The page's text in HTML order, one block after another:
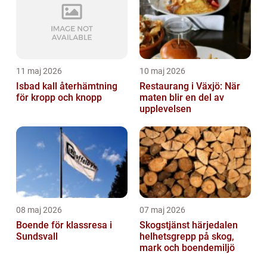
11 maj 2026
Isbad kall återhämtning
för kropp och knopp
10 maj 2026
Restaurang i Växjö: När
maten blir en del av
upplevelsen
08 maj 2026
Boende för klassresa i
Sundsvall
07 maj 2026
Skogstjänst härjedalen
helhetsgrepp på skog,
mark och boendemiljö